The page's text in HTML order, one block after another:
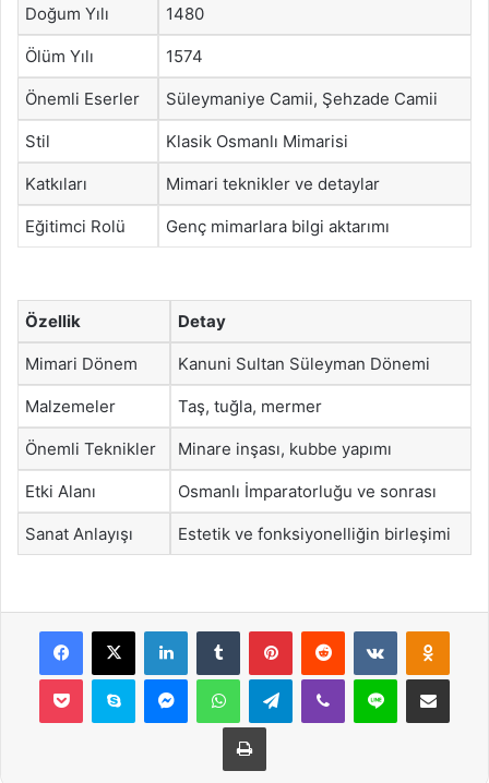
Doğum Yılı 1480
Ölüm Yılı 1574
Önemli Eserler Süleymaniye Camii, Şehzade Camii
Stil Klasik Osmanlı Mimarisi
Katkıları Mimari teknikler ve detaylar
Eğitimci Rolü Genç mimarlara bilgi aktarımı
Özellik Detay
Mimari Dönem Kanuni Sultan Süleyman Dönemi
Malzemeler Taş, tuğla, mermer
Önemli Teknikler Minare inşası, kubbe yapımı
Etki Alanı Osmanlı İmparatorluğu ve sonrası
Sanat Anlayışı Estetik ve fonksiyonelliğin birleşimi
Facebook
X LinkedInTumblr PinterestReddit VKontakte
Pocket Skype MessengerWhatsAppTelegramViber Line E-Posta ile
Yazdır